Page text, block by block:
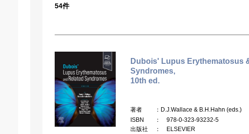
54件
Dubois' Lupus Erythematosus
Syndromes,
10th ed.
著者
：D.J.Wallace & B.H.Hahn (eds.)
ISBN
： 978-0-323-93232-5
出版社
： ELSEVIER